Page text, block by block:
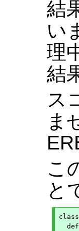
結
い
理
結
ス
ま
こ
と